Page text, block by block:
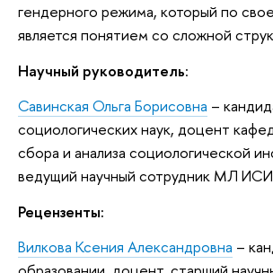
гендерного режима, который по
является понятием со сложной
Научный руководитель:
Савинская Ольга Борисовна –
социологических наук, доцент
сбора и анализа социологической
ведущий научный сотрудник МЛ
Рецензенты:
Вилкова Ксения Александровна –